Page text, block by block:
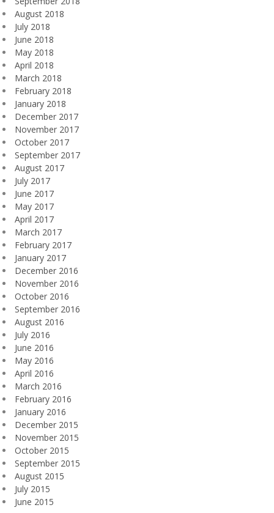
August 2018
July 2018
June 2018
May 2018
April 2018
March 2018
February 2018
January 2018
December 2017
November 2017
October 2017
September 2017
August 2017
July 2017
June 2017
May 2017
April 2017
March 2017
February 2017
January 2017
December 2016
November 2016
October 2016
September 2016
August 2016
July 2016
June 2016
May 2016
April 2016
March 2016
February 2016
January 2016
December 2015
November 2015
October 2015
September 2015
August 2015
July 2015
June 2015